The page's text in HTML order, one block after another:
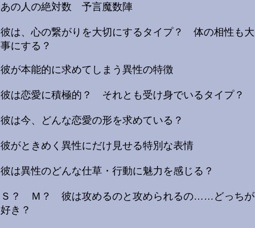
あの人の絶対数 予言魔数陣
彼は、心の繋がりを大切にするタイプ？ 体の相性も大
事にする？
彼が本能的に求めてしまう異性の特徴
彼は恋愛に積極的？ それとも受け身でいるタイプ？
彼は今、どんな恋愛の形を求めている？
彼がときめく異性にだけ見せる特別な表情
彼は異性のどんな仕草・行動に魅力を感じる？
Ｓ？ Ｍ？ 彼は攻めるのと攻められるの……どっちが
好き？